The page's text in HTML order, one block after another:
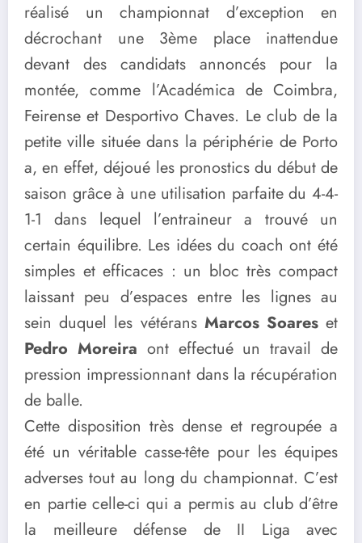
réalisé un championnat d’exception en
décrochant une 3ème place inattendue
devant des candidats annoncés pour la
montée, comme l’Académica de Coimbra,
Feirense et Desportivo Chaves. Le club de la
petite ville située dans la périphérie de Porto
a, en effet, déjoué les pronostics du début de
saison grâce à une utilisation parfaite du 4-4-
1-1 dans lequel l’entraineur a trouvé un
certain équilibre. Les idées du coach ont été
simples et efficaces : un bloc très compact
laissant peu d’espaces entre les lignes au
sein duquel les vétérans Marcos Soareset
Pedro Moreira ont effectué un travail de
pression impressionnant dans la récupération
de balle.
Cette disposition très dense et regroupée a
été un véritable casse-tête pour les équipes
adverses tout au long du championnat. C’est
en partie celle-ci qui a permis au club d’être
la meilleure défense de II Liga avec